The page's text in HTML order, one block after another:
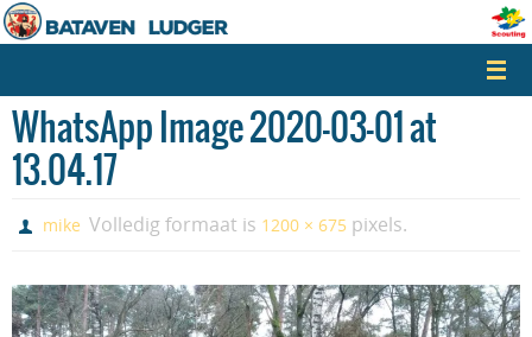
Naar
de
springen
WhatsApp Image 2020-03-01 at
13.04.17
mike Volledig formaat is 1200 × 675 pixels.